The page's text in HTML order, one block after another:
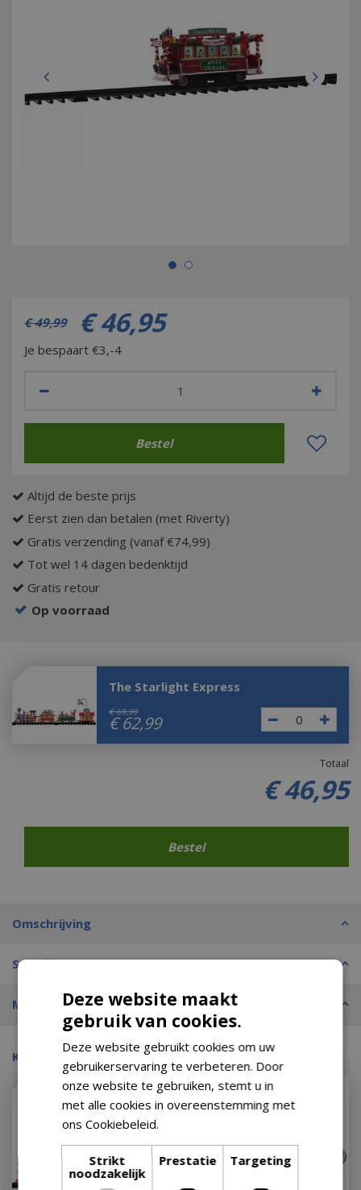
€ 49,99 € 46,95
Je bespaart €3,-4
Altijd de beste prijs
Eerst zien dan betalen (met Riverty)
Gratis verzending (vanaf €74,99)
Tot wel 14 dagen bedenktijd
Gratis retour
Op voorraad
The Starlight Express
€ 69,99
€ 62,99
Totaal
€ 46,95
Omschrijving
Specificaties
Merk
Kijk ook eens naar:
Deze website maakt
gebruik van cookies.
Deze website gebruikt cookies om uw
gebruikerservaring te verbeteren. Door
onze website te gebruiken, stemt u in
met alle cookies in overeenstemming met
ons Cookiebeleid.
Strikt
noodzakelijk
Prestatie Targeting